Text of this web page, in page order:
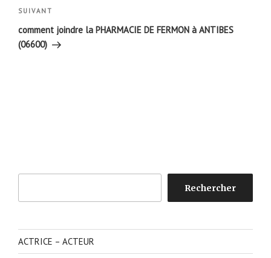
Article
suivant
SUIVANT
comment joindre la PHARMACIE DE FERMON à ANTIBES
(06600)
Rechercher
ACTRICE – ACTEUR